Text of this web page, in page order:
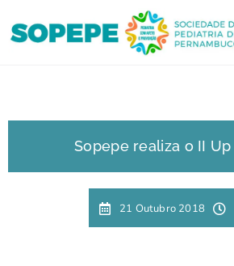
Sopepe realiza o II
21 Outubro 2018